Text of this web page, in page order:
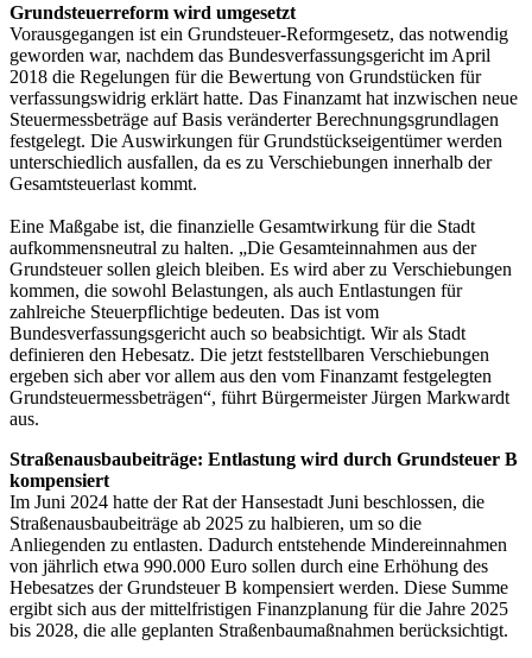
Grundsteuerreform wird umgesetzt
Vorausgegangen ist ein Grundsteuer-Reformgesetz, das notwendig
geworden war, nachdem das Bundesverfassungsgericht im April
2018 die Regelungen für die Bewertung von Grundstücken für
verfassungswidrig erklärt hatte. Das Finanzamt hat inzwischen neue
Steuermessbeträge auf Basis veränderter Berechnungsgrundlagen
festgelegt. Die Auswirkungen für Grundstückseigentümer werden
unterschiedlich ausfallen, da es zu Verschiebungen innerhalb der
Gesamtsteuerlast kommt.
Eine Maßgabe ist, die finanzielle Gesamtwirkung für die Stadt
aufkommensneutral zu halten. „Die Gesamteinnahmen aus der
Grundsteuer sollen gleich bleiben. Es wird aber zu Verschiebungen
kommen, die sowohl Belastungen, als auch Entlastungen für
zahlreiche Steuerpflichtige bedeuten. Das ist vom
Bundesverfassungsgericht auch so beabsichtigt. Wir als Stadt
definieren den Hebesatz. Die jetzt feststellbaren Verschiebungen
ergeben sich aber vor allem aus den vom Finanzamt festgelegten
Grundsteuermessbeträgen“, führt Bürgermeister Jürgen Markwardt
aus.
Straßenausbaubeiträge: Entlastung wird durch Grundsteuer B
kompensiert
Im Juni 2024 hatte der Rat der Hansestadt Juni beschlossen, die
Straßenausbaubeiträge ab 2025 zu halbieren, um so die
Anliegenden zu entlasten. Dadurch entstehende Mindereinnahmen
von jährlich etwa 990.000 Euro sollen durch eine Erhöhung des
Hebesatzes der Grundsteuer B kompensiert werden. Diese Summe
ergibt sich aus der mittelfristigen Finanzplanung für die Jahre 2025
bis 2028, die alle geplanten Straßenbaumaßnahmen berücksichtigt.